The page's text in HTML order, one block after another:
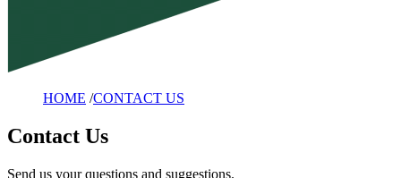
HOME /CONTACT US
Contact Us
Send us your questions and suggestions.